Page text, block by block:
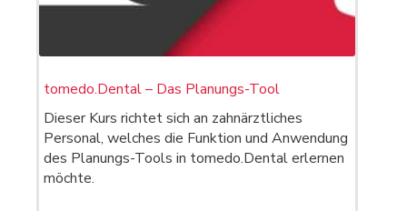
tomedo.Dental – Das Planungs-Tool
Dieser Kurs richtet sich an zahnärztliches
Personal, welches die Funktion und Anwendung
des Planungs-Tools in tomedo.Dental erlernen
möchte.